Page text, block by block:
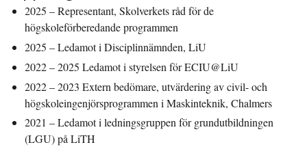
2025 – Representant, Skolverkets råd för de
högskoleförberedande programmen
2025 – Ledamot i Disciplinnämnden, LiU
2022 – 2025 Ledamot i styrelsen för ECIU@LiU
2022 – 2023 Extern bedömare, utvärdering av civil- och
högskoleingenjörsprogrammen i Maskinteknik, Chalmers
2021 – Ledamot i ledningsgruppen för grundutbildningen
(LGU) på LiTH